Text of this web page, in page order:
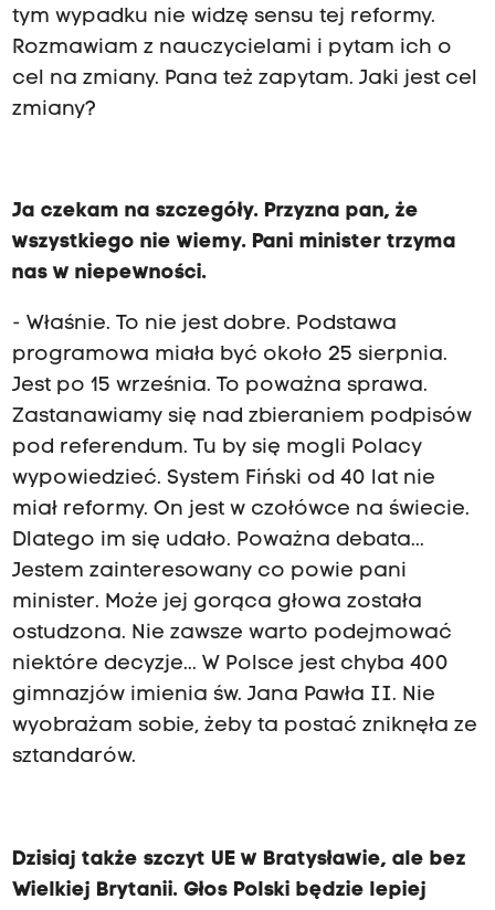
tym wypadku nie widzę sensu tej reformy.
Rozmawiam z nauczycielami i pytam ich o
cel na zmiany. Pana też zapytam. Jaki jest cel
zmiany?
Ja czekam na szczegóły. Przyzna pan, że
wszystkiego nie wiemy. Pani minister trzyma
nas w niepewności.
- Właśnie. To nie jest dobre. Podstawa
programowa miała być około 25 sierpnia.
Jest po 15 września. To poważna sprawa.
Zastanawiamy się nad zbieraniem podpisów
pod referendum. Tu by się mogli Polacy
wypowiedzieć. System Fiński od 40 lat nie
miał reformy. On jest w czołówce na świecie.
Dlatego im się udało. Poważna debata...
Jestem zainteresowany co powie pani
minister. Może jej gorąca głowa została
ostudzona. Nie zawsze warto podejmować
niektóre decyzje... W Polsce jest chyba 400
gimnazjów imienia św. Jana Pawła II. Nie
wyobrażam sobie, żeby ta postać zniknęła ze
sztandarów.
Dzisiaj także szczyt UE w Bratysławie, ale bez
Wielkiej Brytanii. Głos Polski będzie lepiej